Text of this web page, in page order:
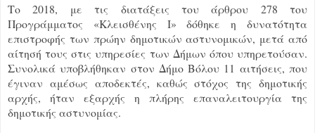
Το 2018, με τις διατάξεις του άρθρου 278 του
Προγράμματος «Κλεισθένης Ι» δόθηκε η δυνατότητα
επιστροφής των πρώην δημοτικών αστυνομικών, μετά από
αίτησή τους στις υπηρεσίες των Δήμων όπου υπηρετούσαν.
Συνολικά υποβλήθηκαν στον Δήμο Βόλου 11 αιτήσεις, που
έγιναν αμέσως αποδεκτές, καθώς στόχος της δημοτικής
αρχής, ήταν εξαρχής η πλήρης επαναλειτουργία της
δημοτικής αστυνομίας.